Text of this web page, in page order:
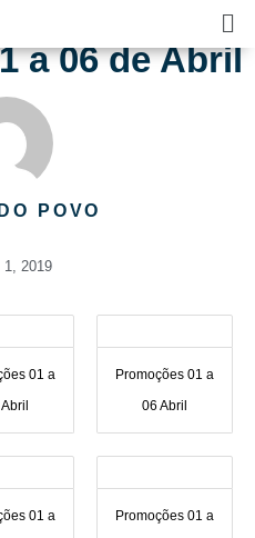
a 06 de Abril
POVO
1, 2019
01 a
Promoções 01 a
06 Abril
01 a
Promoções 01 a